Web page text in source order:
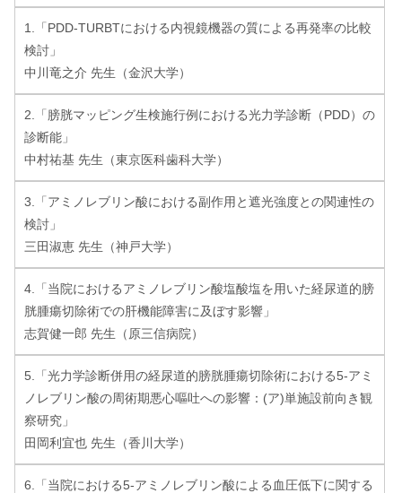
1.「PDD-TURBTにおける内視鏡機器の質による再発率の比較
検討」
中川竜之介 先生（金沢大学）
2.「膀胱マッピング生検施行例における光力学診断（PDD）の
診断能」
中村祐基 先生（東京医科歯科大学）
3.「アミノレブリン酸における副作用と遮光強度との関連性の
検討」
三田淑恵 先生（神戸大学）
4.「当院におけるアミノレブリン酸塩酸塩を用いた経尿道的膀
胱腫瘍切除術での肝機能障害に及ぼす影響」
志賀健一郎 先生（原三信病院）
5.「光力学診断併用の経尿道的膀胱腫瘍切除術における5-アミ
ノレブリン酸の周術期悪心嘔吐への影響：(ア)単施設前向き観
察研究」
田岡利宜也 先生（香川大学）
6.「当院における5-アミノレブリン酸による血圧低下に関する